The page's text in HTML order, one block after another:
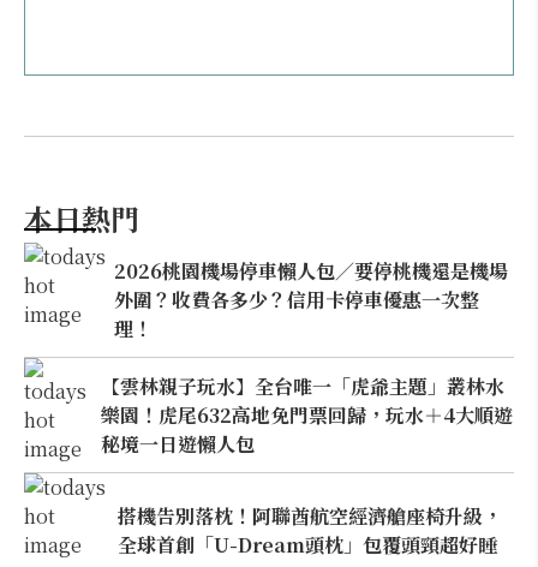
本日熱門
2026桃園機場停車懶人包／要停桃機還是機場
外圍？收費各多少？信用卡停車優惠一次整
理！
【雲林親子玩水】全台唯一「虎爺主題」叢林水
樂園！虎尾632高地免門票回歸，玩水＋4大順遊
秘境一日遊懶人包
搭機告別落枕！阿聯酋航空經濟艙座椅升級，
全球首創「U-Dream頭枕」包覆頭頸超好睡